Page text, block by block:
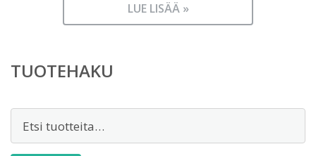
LUE LISÄÄ »
TUOTEHAKU